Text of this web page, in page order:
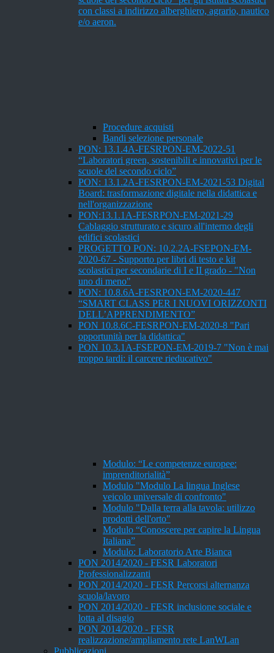
con classi a indirizzo alberghiero, agrario, nautico
e/o aeron.
Procedure acquisti
Bandi selezione personale
PON: 13.1.4A-FESRPON-EM-2022-51
“Laboratori green, sostenibili e innovativi per le
scuole del secondo ciclo”
PON: 13.1.2A-FESRPON-EM-2021-53 Digital
Board: trasformazione digitale nella didattica e
nell'organizzazione
PON:13.1.1A-FESRPON-EM-2021-29
Cablaggio strutturato e sicuro all'interno degli
edifici scolastici
PROGETTO PON: 10.2.2A-FSEPON-EM-
2020-67 - Supporto per libri di testo e kit
scolastici per secondarie di I e II grado - "Non
uno di meno"
PON: 10.8.6A-FESRPON-EM-2020-447
“SMART CLASS PER I NUOVI ORIZZONTI
DELL’APPRENDIMENTO”
PON 10.8.6C-FESRPON-EM-2020-8 "Pari
opportunità per la didattica"
PON 10.3.1A-FSEPON-EM-2019-7 "Non è mai
troppo tardi: il carcere rieducativo"
Modulo: “Le competenze europee:
imprenditorialità”
Modulo "Modulo La lingua Inglese
veicolo universale di confronto"
Modulo "Dalla terra alla tavola: utilizzo
prodotti dell'orto"
Modulo “Conoscere per capire la Lingua
Italiana”
Modulo: Laboratorio Arte Bianca
PON 2014/2020 - FESR Laboratori
Professionalizzanti
PON 2014/2020 - FESR Percorsi alternanza
scuola/lavoro
PON 2014/2020 - FESR inclusione sociale e
lotta al disagio
PON 2014/2020 - FESR
realizzazione/ampliamento rete LanWLan